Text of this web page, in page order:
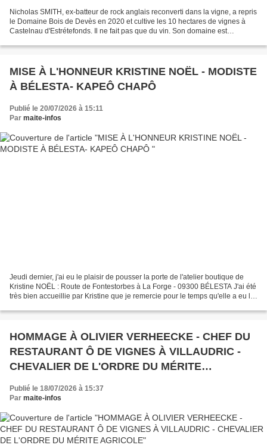
Nicholas SMITH, ex-batteur de rock anglais reconverti dans la vigne, a repris
le Domaine Bois de Devès en 2020 et cultive les 10 hectares de vignes à
Castelnau d'Estrétefonds. Il ne fait pas que du vin. Son domaine est
MISE À L'HONNEUR KRISTINE NOËL - MODISTE
À BÉLESTA- KAPEÔ CHAPÔ
Publié le 20/07/2026 à 15:11
Par maite-infos
Jeudi dernier, j'ai eu le plaisir de pousser la porte de l'atelier boutique de
Kristine NOËL : Route de Fontestorbes à La Forge - 09300 BÉLESTA J'ai été
très bien accueillie par Kristine que je remercie pour le temps qu'elle a eu la
HOMMAGE À OLIVIER VERHEECKE - CHEF DU
RESTAURANT Ô DE VIGNES À VILLAUDRIC -
CHEVALIER DE L'ORDRE DU MÉRITE
AGRICOLE
Publié le 18/07/2026 à 15:37
Par maite-infos